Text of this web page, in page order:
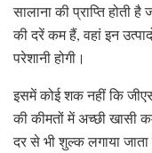
सालाना की प्राप्ति होती
की दरें कम हैं, वहां इन
परेशानी होगी।
इसमें कोई शक नहीं कि
की कीमतों में अच्छी खासी
दर से भी शुल्क लगाया